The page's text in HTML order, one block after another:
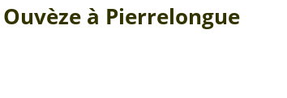
à Pierrelongue